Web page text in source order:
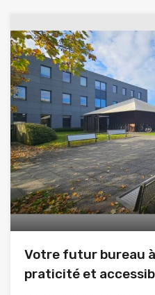
Votre futur bureau
praticité et